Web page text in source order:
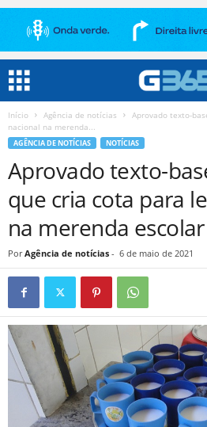
Início Agência de notícias
Aprovado texto-
nacional na merenda...
AGÊNCIA DE NOTÍCIAS NOTÍCIAS
Aprovado texto-
que cria cota para
na merenda escolar
Por Agência de notícias - 6 de maio de 2021